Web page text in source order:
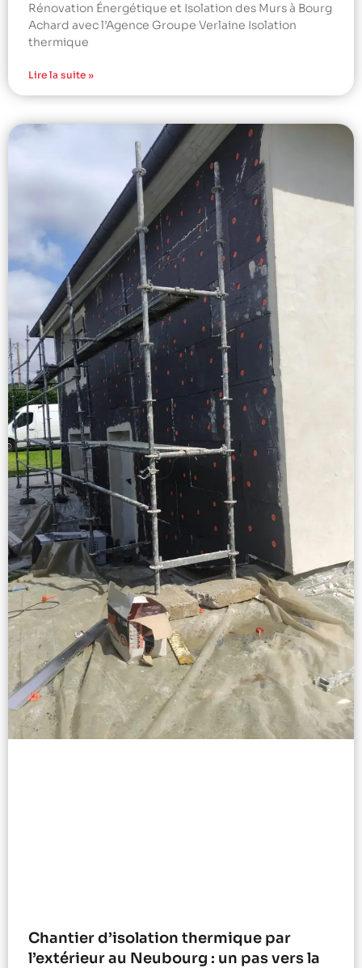
Rénovation Énergétique et Isolation des Murs à Bourg
Achard avec l’Agence Groupe Verlaine Isolation
thermique
Lire la suite »
Chantier d’isolation thermique par
l’extérieur au Neubourg : un pas vers la